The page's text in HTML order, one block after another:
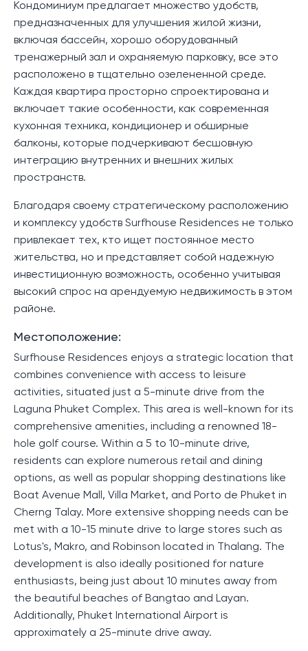
Кондоминиум предлагает множество удобств,
предназначенных для улучшения жилой жизни,
включая бассейн, хорошо оборудованный
тренажерный зал и охраняемую парковку, все это
расположено в тщательно озелененной среде.
Каждая квартира просторно спроектирована и
включает такие особенности, как современная
кухонная техника, кондиционер и обширные
балконы, которые подчеркивают бесшовную
интеграцию внутренних и внешних жилых
пространств.
Благодаря своему стратегическому расположению
и комплексу удобств Surfhouse Residences не только
привлекает тех, кто ищет постоянное место
жительства, но и представляет собой надежную
инвестиционную возможность, особенно учитывая
высокий спрос на арендуемую недвижимость в этом
районе.
Местоположение:
Surfhouse Residences enjoys a strategic location that
combines convenience with access to leisure
activities, situated just a 5-minute drive from the
Laguna Phuket Complex. This area is well-known for its
comprehensive amenities, including a renowned 18-
hole golf course. Within a 5 to 10-minute drive,
residents can explore numerous retail and dining
options, as well as popular shopping destinations like
Boat Avenue Mall, Villa Market, and Porto de Phuket in
Cherng Talay. More extensive shopping needs can be
met with a 10-15 minute drive to large stores such as
Lotus's, Makro, and Robinson located in Thalang. The
development is also ideally positioned for nature
enthusiasts, being just about 10 minutes away from
the beautiful beaches of Bangtao and Layan.
Additionally, Phuket International Airport is
approximately a 25-minute drive away.